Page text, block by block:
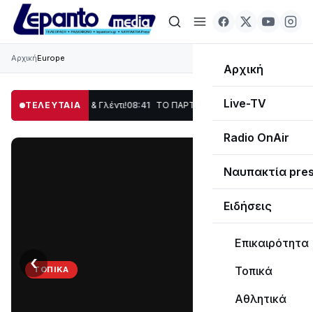
Αρχική
Live-TV
Radio OnAir
Ναυπακτία
Ειδήσεις
Επικαιρότητα
Τοπικά
Αθλητικά
ΑρχικήEurope
ΤΕΛΕΥΤΑΙΑ
& Γλέντι!08:41 ΤΟ ΠΑΡΤΥ ΣΥΝΕΧΙΖΕΤΑΙ… 19:47 Στο σκοτάδι
ΤΟΠΙΚΆ
‹